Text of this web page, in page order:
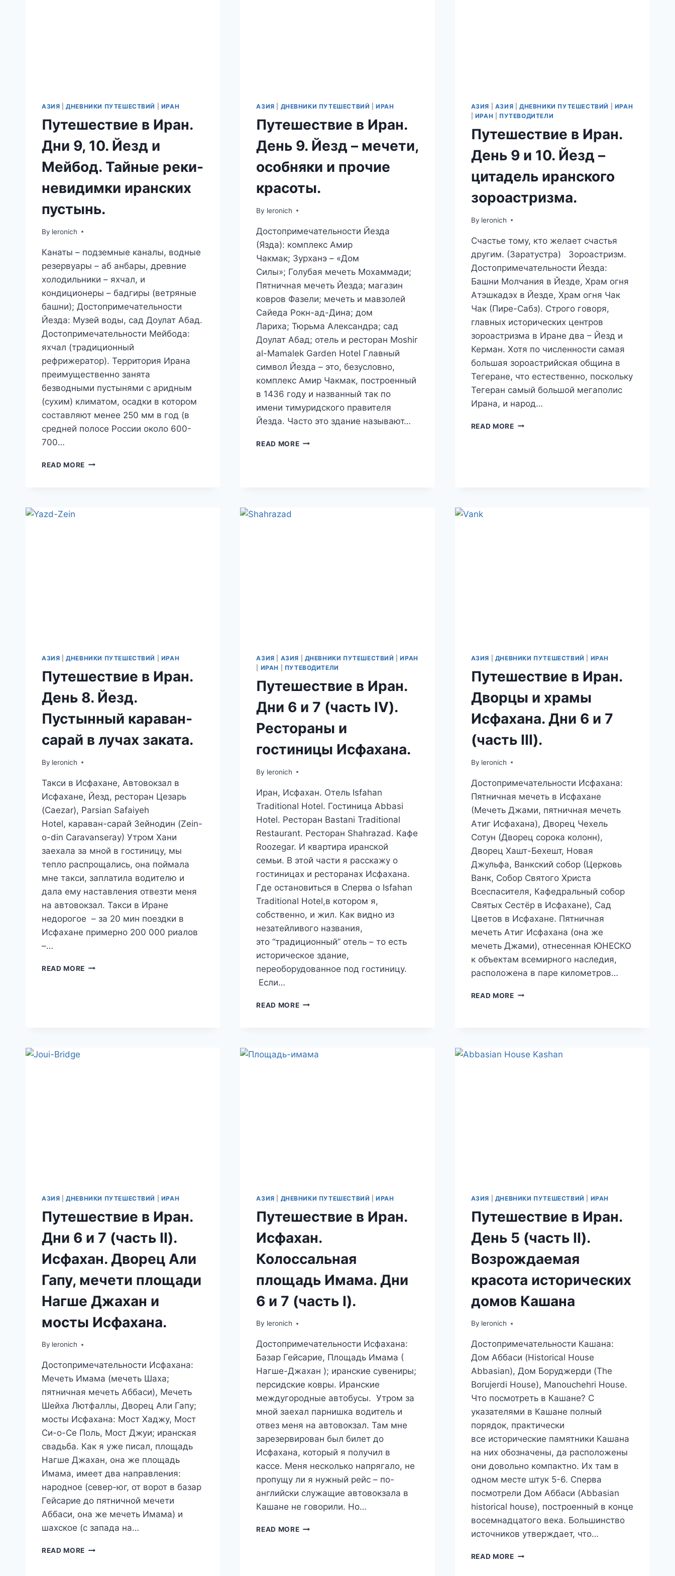
АЗИЯ |ДНЕВНИКИ ПУТЕШЕСТВИЙ ИРАН
Путешествие в Иран.
Дни 9, 10. Йезд и
Мейбод. Тайные реки-
невидимки иранских
пустынь.
By leronich
Канаты – подземные каналы, водные
резервуары – аб анбары, древние
холодильники – яхчал, и
кондиционеры – бадгиры (ветряные
башни); Достопримечательности
Йезда: Музей воды, сад Доулат Абад.
Достопримечательности Мейбода:
яхчал (традиционный
рефрижератор). Территория Ирана
преимущественно занята
безводными пустынями с аридным
(сухим) климатом, осадки в котором
составляют менее 250 мм в год (в
средней полосе России около 600-
700…
READ MORE ПУТЕШЕСТВИЕ
АЗИЯ ДНЕВНИКИ ПУТЕШЕСТВИЙ |ИРАН
Путешествие в Иран.
День 9. Йезд – мечети,
особняки и прочие
красоты.
By leronich
Достопримечательности Йезда
(Язда): комплекс Амир
Чакмак; Зурханэ – «Дом
Силы»; Голубая мечеть Мохаммади;
Пятничная мечеть Йезда; магазин
ковров Фазели; мечеть и мавзолей
Сайеда Рокн-ад-Дина; дом
Лариха; Тюрьма Александра; сад
Доулат Абад; отель и ресторан Moshir
al-Mamalek Garden Hotel Главный
символ Йезда – это, безусловно,
комплекс Амир Чакмак, построенный
в 1436 году и названный так по
имени тимуридского правителя
Йезда. Часто это здание называют…
READ MOREПУТЕШЕСТВИЕ
АЗИЯ АЗИЯ |ДНЕВНИКИ ПУТЕШЕСТВИЙ
ИРАН
ИРАН ПУТЕВОДИТЕЛИ
Путешествие в Иран.
День 9 и 10. Йезд –
цитадель иранского
зороастризма.
By leronich
Счастье тому, кто желает счастья
другим. (Заратустра) Зороастризм.
Достопримечательности Йезда:
Башни Молчания в Йезде, Храм огня
Атэшкадэх в Йезде, Храм огня Чак
Чак (Пире-Сабз). Строго говоря,
главных исторических центров
зороастризма в Иране два – Йезд и
Керман. Хотя по численности самая
большая зороастрийская община в
Тегеране, что естественно, поскольку
Тегеран самый большой мегаполис
Ирана, и народ…
READ MOREПУТЕШЕСТВИЕ
АЗИЯ |ДНЕВНИКИ ПУТЕШЕСТВИЙ ИРАН
Путешествие в Иран.
День 8. Йезд.
Пустынный караван-
сарай в лучах заката.
By leronich
Такси в Исфахане, Автовокзал в
Исфахане, Йезд, ресторан Цезарь
(Caezar), Parsian Safaiyeh
Hotel, караван-сарай Зейнодин (Zein-
o-din Caravanseray) Утром Хани
заехала за мной в гостиницу, мы
тепло распрощались, она поймала
мне такси, заплатила водителю и
дала ему наставления отвезти меня
на автовокзал. Такси в Иране
недорогое – за 20 мин поездки в
Исфахане примерно 200 000 риалов
–…
READ MORE ПУТЕШЕСТВИЕ
АЗИЯ АЗИЯ ДНЕВНИКИ ПУТЕШЕСТВИЙ |ИРАН
ИРАН ПУТЕВОДИТЕЛИ
Путешествие в Иран.
Дни 6 и 7 (часть IV).
Рестораны и
гостиницы Исфахана.
By leronich
Иран, Исфахан. Отель Isfahan
Traditional Hotel. Гостиница Abbasi
Hotel. Ресторан Bastani Traditional
Restaurant. Ресторан Shahrazad. Кафе
Roozegar. И квартира иранской
семьи. В этой части я расскажу о
гостиницах и ресторанах Исфахана.
Где остановиться в Сперва о Isfahan
Traditional Hotel,в котором я,
собственно, и жил. Как видно из
незатейливого названия,
это “традиционный” отель – то есть
историческое здание,
переоборудованное под гостиницу.
Если…
READ MOREПУТЕШЕСТВИЕ
И
АЗИЯ ДНЕВНИКИ ПУТЕШЕСТВИЙ ИРАН
Путешествие в Иран.
Дворцы и храмы
Исфахана. Дни 6 и 7
(часть III).
By leronich
Достопримечательности Исфахана:
Пятничная мечеть в Исфахане
(Мечеть Джами, пятничная мечеть
Атиг Исфахана), Дворец Чехель
Сотун (Дворец сорока колонн),
Дворец Хашт-Бехешт, Новая
Джульфа, Ванкский собор (Церковь
Ванк, Собор Святого Христа
Всеспасителя, Кафедральный собор
Святых Сестёр в Исфахане), Сад
Цветов в Исфахане. Пятничная
мечеть Атиг Исфахана (она же
мечеть Джами), отнесенная ЮНЕСКО
к объектам всемирного наследия,
расположена в паре километров…
READ MOREПУТЕШЕСТВИЕ
ИСФАХАНА.
АЗИЯ |ДНЕВНИКИ ПУТЕШЕСТВИЙ ИРАН
Путешествие в Иран.
Дни 6 и 7 (часть II).
Исфахан. Дворец Али
Гапу, мечети площади
Нагше Джахан и
мосты Исфахана.
By leronich
Достопримечательности Исфахана:
Мечеть Имама (мечеть Шаха;
пятничная мечеть Аббаси), Мечеть
Шейха Лютфаллы, Дворец Али Гапу;
мосты Исфахана: Мост Хаджу, Мост
Си-о-Се Поль, Мост Джуи; иранская
свадьба. Как я уже писал, площадь
Нагше Джахан, она же площадь
Имама, имеет два направления:
народное (север-юг, от ворот в базар
Гейсарие до пятничной мечети
Аббаси, она же мечеть Имама) и
шахское (с запада на…
READ MORE ПУТЕШЕСТВИЕ
АЗИЯ ДНЕВНИКИ ПУТЕШЕСТВИЙ |ИРАН
Путешествие в Иран.
Исфахан.
Колоссальная
площадь Имама. Дни
6 и 7 (часть I).
By leronich
Достопримечательности Исфахана:
Базар Гейсарие, Площадь Имама (
Нагше-Джахан ); иранские сувениры;
персидские ковры. Иранские
междугородные автобусы. Утром за
мной заехал парнишка водитель и
отвез меня на автовокзал. Там мне
зарезервирован был билет до
Исфахана, который я получил в
кассе. Меня несколько напрягало, не
пропущу ли я нужный рейс – по-
английски служащие автовокзала в
Кашане не говорили. Но…
READ MOREПУТЕШЕСТВИЕ
АЗИЯ ДНЕВНИКИ ПУТЕШЕСТВИЙ ИРАН
Путешествие в Иран.
День 5 (часть II).
Возрождаемая
красота исторических
домов Кашана
By leronich
Достопримечательности Кашана:
Дом Аббаси (Historical House
Abbasian), Дом Боруджерди (The
Borujerdi House), Manouchehri House.
Что посмотреть в Кашане? С
указателями в Кашане полный
порядок, практически
все исторические памятники Кашана
на них обозначены, да расположены
они довольно компактно. Их там в
одном месте штук 5-6. Сперва
посмотрели Дом Аббаси (Abbasian
historical house), построенный в конце
восемнадцатого века. Большинство
источников утверждает, что…
READ MOREПУТЕШЕСТВИЕ